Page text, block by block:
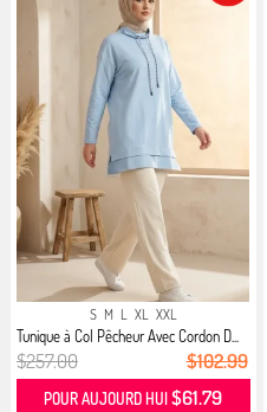
S M L XL XXL
Tunique à Col Pêcheur Avec Cordon D...
$257.00 $102.99
POUR AUJOURD HUI$61.79